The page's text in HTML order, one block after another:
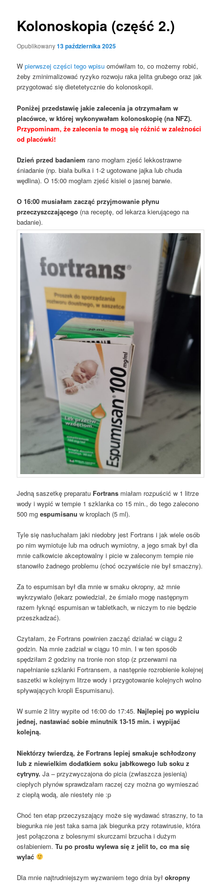
Kolonoskopia (część 2.)
Opublikowany13 października 2025
Wpierwszej części tego wpisu omówiłam to, co możemy robić,
żeby zminimalizować ryzyko rozwoju raka jelita grubego oraz jak
przygotować się dietetetycznie do kolonoskopii.
Poniżej przedstawię jakie zalecenia ja otrzymałam w
placówce, w której wykonywałam kolonoskopię (na NFZ).
Przypominam, że zalecenia te mogą się różnić w zależności
od placówki!
Dzień przed badaniem rano mogłam zjeść lekkostrawne
śniadanie (np. biała bułka i 1-2 ugotowane jajka lub chuda
wędlina). O 15:00 mogłam zjeść kisiel o jasnej barwie.
O 16:00 musiałam zacząć przyjmowanie płynu
przeczyszczającego (na receptę, od lekarza kierującego na
badanie).
Jedną saszetkę preparatu Fortrans miałam rozpuścić w 1 litrze
wody i wypić w tempie 1 szklanka co 15 min., do tego zalecono
500 mgespumisanu w kroplach (5 ml).
Tyle się nasłuchałam jaki niedobry jest Fortrans i jak wiele osób
po nim wymiotuje lub ma odruch wymiotny, a jego smak był dla
mnie całkowicie akceptowalny i picie w zaleconym tempie nie
stanowiło żadnego problemu (choć oczywiście nie był smaczny).
Za to espumisan był dla mnie w smaku okropny, aż mnie
wykrzywiało (lekarz powiedział, że śmiało mogę następnym
razem łyknąć espumisan w tabletkach, w niczym to nie będzie
przeszkadzać).
Czytałam, że Fortrans powinien zacząć działać w ciągu 2
godzin. Na mnie zadział w ciągu 10 min. I w ten sposób
spędziłam 2 godziny na tronie non stop (z przerwami na
napełnianie szklanki Fortransem, a następnie rozrobienie kolejnej
saszetki w kolejnym litrze wody i przygotowanie kolejnych wolno
spływających kropli Espumisanu).
W sumie 2 litry wypite od 16:00 do 17:45.Najlepiej po wypiciu
jednej, nastawiać sobie minutnik 13-15 min. i wypijać
kolejną.
Niektórzy twierdzą, że Fortrans lepiej smakuje schłodzony
lub z niewielkim dodatkiem soku jabłkowego lub soku z
cytryny. Ja – przyzwyczajona do picia (zwłaszcza jesienią)
ciepłych płynów sprawdzałam raczej czy można go wymieszać
z ciepłą wodą, ale niestety nie :p
Choć ten etap przeczyszający może się wydawać straszny, to ta
biegunka nie jest taka sama jak biegunka przy rotawirusie, która
jest połączona z bolesnymi skurczami brzucha i dużym
osłabieniem.Tu po prostu wylewa się z jelit to, co ma się
wylać
Dla mnie najtrudniejszym wyzwaniem tego dnia byłokropny